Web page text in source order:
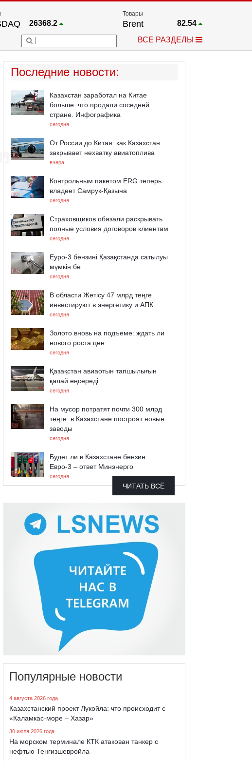
26368.2
100 67.17
53966.9
500
24493.5
Товары
Brent 82.54
Платина
2.636
ВСЕ РАЗДЕЛЫ
Последние новости:
Казахстан заработал на Китае
больше: что продали соседней
стране. Инфографика
сегодня
От России до Китая: как Казахстан
закрывает нехватку авиатоплива
вчера
Контрольным пакетом ERG теперь
владеет Самрук-Қазына
сегодня
Страховщиков обязали раскрывать
полные условия договоров клиентам
сегодня
Еуро-3 бензині Қазақстанда сатылуы
мүмкін бе
сегодня
В области Жетісу 47 млрд теңге
инвестируют в энергетику и АПК
сегодня
Золото вновь на подъеме: ждать ли
нового роста цен
сегодня
Қазақстан авиаотын тапшылығын
қалай еңсереді
сегодня
На мусор потратят почти 300 млрд
теңге: в Казахстане построят новые
заводы
сегодня
Будет ли в Казахстане бензин
Евро-3 – ответ Минэнерго
сегодня
ЧИТАТЬ ВСЁ
Популярные новости
4 августа 2026 года
Казахстанский проект Лукойла: что происходит с
«Каламкас-море – Хазар»
30 июля 2026 года
На морском терминале КТК атакован танкер с
нефтью Тенгизшевройла